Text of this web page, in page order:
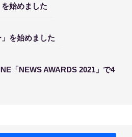
始めました
を始めました
「NEWS AWARDS 2021」で4